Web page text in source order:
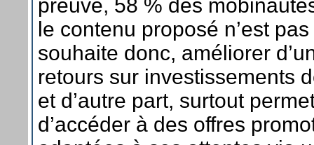
preuve, 58 % des
le contenu proposé n’est
souhaite donc, améliorer
retours sur investissements
et d’autre part, surtout
d’accéder à des offres